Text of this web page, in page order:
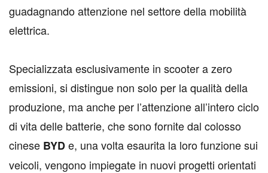
guadagnando attenzione nel settore della mobilità
elettrica.
Specializzata esclusivamente in scooter a zero
emissioni, si distingue non solo per la qualità della
produzione, ma anche per l’attenzione all’intero ciclo
di vita delle batterie, che sono fornite dal colosso
cinese BYDe, una volta esaurita la loro funzione sui
veicoli, vengono impiegate in nuovi progetti orientati